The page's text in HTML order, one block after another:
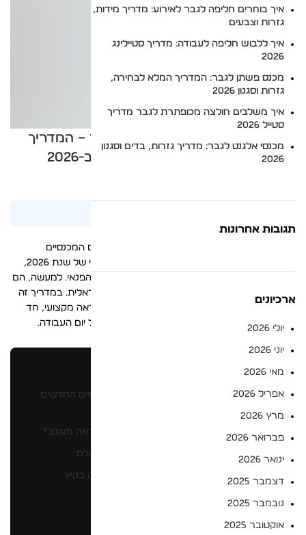
ג'ינסים לגברים לעבודה במשרד – המדריך
המלא למראה ביזנס קז'ואל ב-2026
האם אי פעם עמדתם מול הארון בבוקר ותהיתם אם המכנסיים
שבחרתם משדרים מספיק סמכות? בעולם המודרני של שנת 2026,
הם כבר מזמן לא רק פריט לשעות הפנאי. למעשה, הם
הפכו לעמוד השדרה של המלתחה המשרדית הישראלית. במדריך זה
נחשוף כיצד לבחור את הדגם הנכון שיעניק לכם מראה מקצועי, חד
ומרשים, תוך שמירה על נוחות מקסימלית לאורך כל יום העבודה.
במאמר זה
ג'ינסים לגברים למשרד, למה דנים הוא המכנסיים החדשים
לעבודה?
איך להתאים ג'ינס כהה לחולצה מכופתרת למראה מעונב?
גזרות ג'ינס מומלצות למראה ביזנס קז'ואל מושלם
איך לבחור מכנסי ג'ינס נושמים לגברים לעבודה בקיץ
איך בוחרים חליפה לגבר לאירוע: מדריך מידות,
גזרות וצבעים
איך ללבוש חליפה לעבודה: מדריך סטיילינג
2026
מכנס פשתן לגבר: המדריך המלא לבחירה,
גזרות וסגנון 2026
איך משלבים חולצה מכופתרת לגבר מדריך
סטייל 2026
מכנסי אלגנט לגבר: מדריך גזרות, בדים וסגנון
2026
תגובות אחרונות
ארכיונים
יולי 2026
יוני 2026
מאי 2026
אפריל 2026
מרץ 2026
פברואר 2026
ינואר 2026
דצמבר 2025
נובמבר 2025
אוקטובר 2025